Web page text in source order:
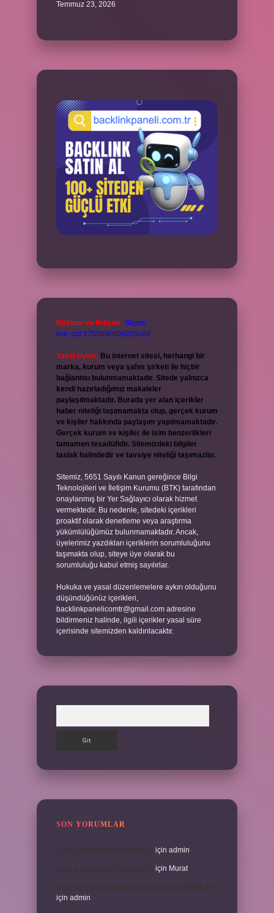
Temmuz 23, 2026
Reklam ve İletişim: Skype:
live:.cid.575569c608265c69
Yasal Uyarı: Bu internet sitesi, herhangi bir
marka, kurum veya şahıs şirketi ile hiçbir
bağlantısı bulunmamaktadır. Sitede yalnızca
kendi hazırladığımız makaleler
paylaşılmaktadır. Burada yer alan içerikler
haber niteliği taşımamakta olup, gerçek kurum
ve kişiler hakkında paylaşım yapılmamaktadır.
Gerçek kurum ve kişiler ile isim benzerlikleri
tamamen tesadüfidir. Sitemizdeki bilgiler
taslak halindedir ve tavsiye niteliği taşımazlar.
Sitemiz, 5651 Sayılı Kanun gereğince Bilgi
Teknolojileri ve İletişim Kurumu (BTK) tarafından
onaylanmış bir Yer Sağlayıcı olarak hizmet
vermektedir. Bu nedenle, sitedeki içerikleri
proaktif olarak denetleme veya araştırma
yükümlülüğümüz bulunmamaktadır. Ancak,
üyelerimiz yazdıkları içeriklerin sorumluluğunu
taşımakta olup, siteye üye olarak bu
sorumluluğu kabul etmiş sayılırlar.
Hukuka ve yasal düzenlemelere aykırı olduğunu
düşündüğünüz içerikleri,
backlinkpanelicomtr@gmail.com adresine
bildirmeniz halinde, ilgili içerikler yasal süre
içerisinde sitemizden kaldırılacaktır.
SON YORUMLAR
için admin
için Murat
için admin